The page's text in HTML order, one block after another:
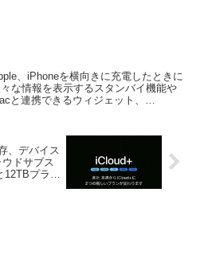
、iPhoneを横向きに充電したときに
な情報を表示するスタンバイ機能や
と連携できるウィジェット、
、デバイス
ドサブス
12TBプラン